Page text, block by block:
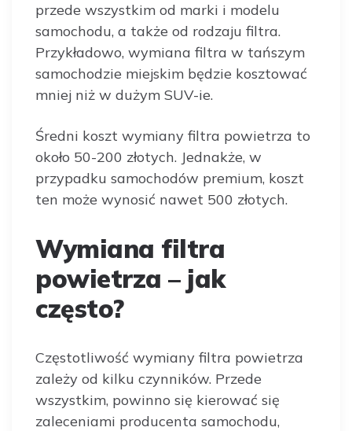
przede wszystkim od marki i modelu
samochodu, a także od rodzaju filtra.
Przykładowo, wymiana filtra w tańszym
samochodzie miejskim będzie kosztować
mniej niż w dużym SUV-ie.
Średni koszt wymiany filtra powietrza to
około 50-200 złotych. Jednakże, w
przypadku samochodów premium, koszt
ten może wynosić nawet 500 złotych.
Wymiana filtra
powietrza – jak
często?
Częstotliwość wymiany filtra powietrza
zależy od kilku czynników. Przede
wszystkim, powinno się kierować się
zaleceniami producenta samochodu,